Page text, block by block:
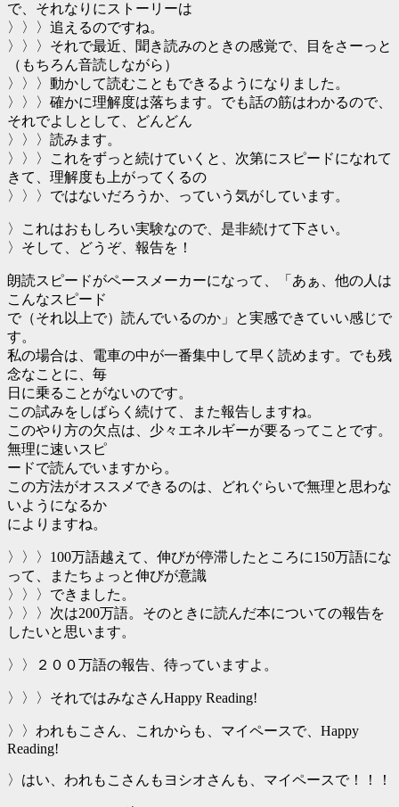
で、それなりにストーリーは
〉〉〉追えるのですね。
〉〉〉それで最近、聞き読みのときの感覚で、目をさーっと
（もちろん音読しながら）
〉〉〉動かして読むこともできるようになりました。
〉〉〉確かに理解度は落ちます。でも話の筋はわかるので、
それでよしとして、どんどん
〉〉〉読みます。
〉〉〉これをずっと続けていくと、次第にスピードになれて
きて、理解度も上がってくるの
〉〉〉ではないだろうか、っていう気がしています。
〉これはおもしろい実験なので、是非続けて下さい。
〉そして、どうぞ、報告を！
朗読スピードがペースメーカーになって、「あぁ、他の人は
こんなスピード
で（それ以上で）読んでいるのか」と実感できていい感じで
す。
私の場合は、電車の中が一番集中して早く読めます。でも残
念なことに、毎
日に乗ることがないのです。
この試みをしばらく続けて、また報告しますね。
このやり方の欠点は、少々エネルギーが要るってことです。
無理に速いスピ
ードで読んでいますから。
この方法がオススメできるのは、どれぐらいで無理と思わな
いようになるか
によりますね。
〉〉〉100万語越えて、伸びが停滞したところに150万語にな
って、またちょっと伸びが意識
〉〉〉できました。
〉〉〉次は200万語。そのときに読んだ本についての報告を
したいと思います。
〉〉２００万語の報告、待っていますよ。
〉〉〉それではみなさんHappy Reading!
〉〉われもこさん、これからも、マイペースで、Happy
Reading!
〉はい、われもこさんもヨシオさんも、マイペースで！！！